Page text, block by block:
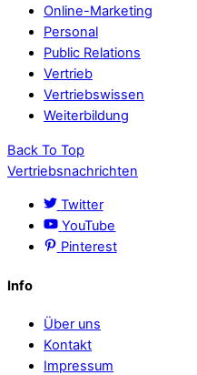
Online-Marketing
Personal
Public Relations
Vertrieb
Vertriebswissen
Weiterbildung
Back To Top
Vertriebsnachrichten
Twitter
YouTube
Pinterest
Info
Über uns
Kontakt
Impressum